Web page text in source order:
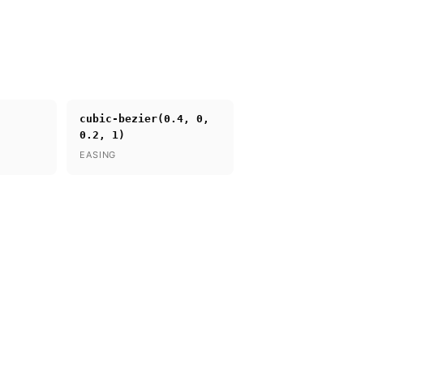
cubic-bezier(0.4, 0,
0.2, 1)
EASING